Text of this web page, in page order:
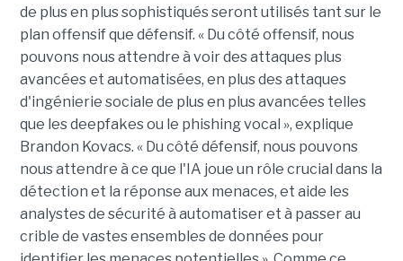
de plus en plus sophistiqués seront utilisés tant sur le
plan offensif que défensif. « Du côté offensif, nous
pouvons nous attendre à voir des attaques plus
avancées et automatisées, en plus des attaques
d'ingénierie sociale de plus en plus avancées telles
que les deepfakes ou le phishing vocal », explique
Brandon Kovacs. « Du côté défensif, nous pouvons
nous attendre à ce que l'IA joue un rôle crucial dans la
détection et la réponse aux menaces, et aide les
analystes de sécurité à automatiser et à passer au
crible de vastes ensembles de données pour